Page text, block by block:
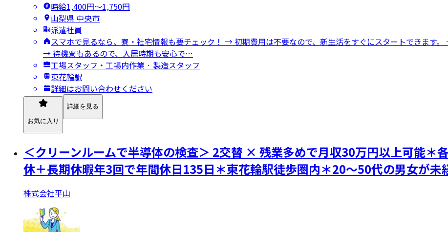
時給1,400円〜1,750円
山梨県 中央市
派遣社員
スマホで見るなら、寮・社宅情報も要チェック！ → 初期費用は不要なので、新生活をすぐにスタートできます
→ 待機寮もあるので、入居時期も安心で…
工場スタッフ・工場内作業 · 製造スタッフ
東花輪駅
詳細はお問い合わせください
お気に入り
詳細を見る
＜クリーンルームで半導体の検査＞ 2交替 × 残業多めで月収30万円以上可能＊
休＋長期休暇年3回で年間休日135日＊東花輪駅徒歩圏内＊20～50代の男女が未
株式会社平山